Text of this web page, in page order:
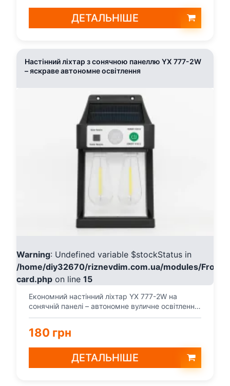
ДЕТАЛЬНІШЕ
Настінний ліхтар з сонячною панеллю YX 777-2W
– яскраве автономне освітлення
Warning: Undefined variable $stockStatus in
/home/diy32670/riznevdim.com.ua/modules/
card.php on line 15
Економний настінний ліхтар YX 777-2W на
сонячній панелі – автономне вуличне освітлення
без електрики...
180 грн
ДЕТАЛЬНІШЕ